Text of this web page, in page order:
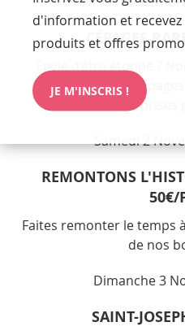
CÉPAGES
Envie d’être étonné ?
découverte de
Surprises
Samedi 2
REMONTONS
50€/
Faites remonter le temps
de nos
Dimanche 3
SAINT-
d'information et
produits et offres
JE M'INSCRIS !